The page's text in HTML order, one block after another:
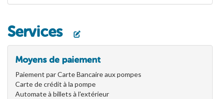
Services
Moyens de paiement
Paiement par Carte Bancaire aux pompes
Carte de crédit à la pompe
Automate à billets à l'extérieur